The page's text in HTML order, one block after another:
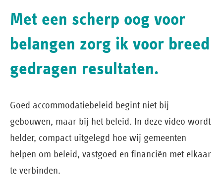
Met een scherp oog voor
belangen zorg ik voor breed
gedragen resultaten.
Goed accommodatiebeleid begint niet bij
gebouwen, maar bij het beleid. In deze video wordt
helder, compact uitgelegd hoe wij gemeenten
helpen om beleid, vastgoed en financiën met elkaar
te verbinden.